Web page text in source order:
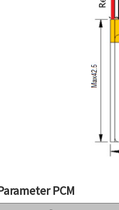
PCM